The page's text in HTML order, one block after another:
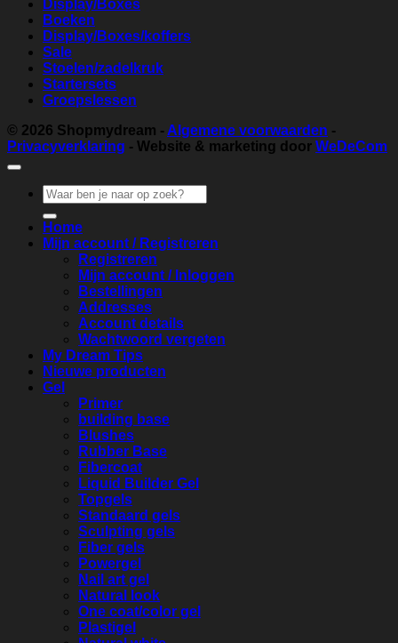
Display/Boxes
Boeken
Display/Boxes/koffers
Sale
Stoelen/zadelkruk
Startersets
Groepslessen
© 2026 Shopmydream - Algemene voorwaarden -
Privacyverklaring - Website & marketing door WeDeCom
Zoeken
naar:
Home
Mijn account / Registreren
Registreren
Mijn account / Inloggen
Bestellingen
Addresses
Account details
Wachtwoord vergeten
My Dream Tips
Nieuwe producten
Gel
Primer
building base
Blushes
Rubber Base
Fibercoat
Liquid Builder Gel
Topgels
Standaard gels
Sculpting gels
Fiber gels
Powergel
Nail art gel
Natural look
One coat/color gel
Plastigel